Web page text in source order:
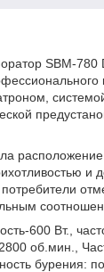
SBM-
и
600 Вт.,
об.мин.,
бурения: